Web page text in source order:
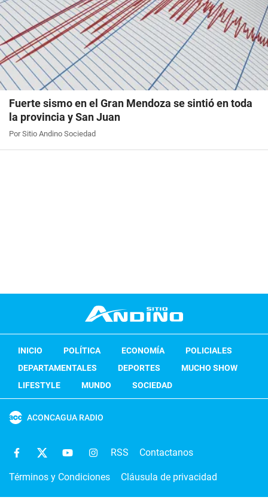
Fuerte sismo en el Gran Mendoza se sintió en toda
la provincia y San Juan
Por Sitio Andino Sociedad
INICIO POLÍTICA ECONOMÍA
POLICIALES
DEPARTAMENTALES
DEPORTES
MUCHO SHOW
LIFESTYLE
MUNDO SOCIEDAD
ACONCAGUA RADIO
RSS Contactanos
Términos y Condiciones Cláusula de privacidad